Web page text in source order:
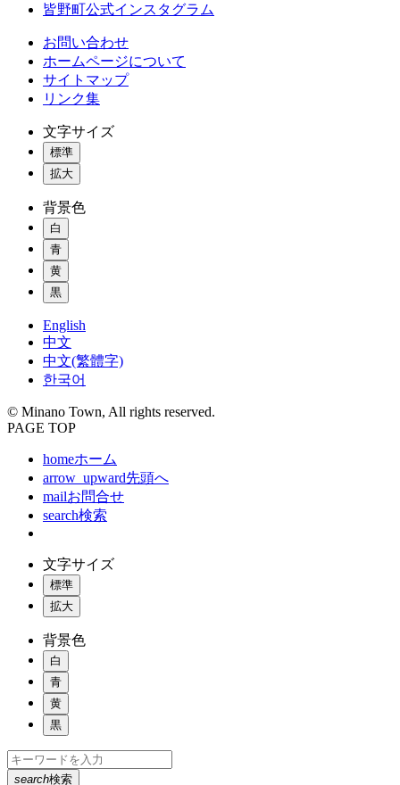
皆野町公式インスタグラム
お問い合わせ
ホームページについて
サイトマップ
リンク集
文字サイズ
標準
拡大
背景色
白
青
黄
黒
English
中文
中文(繁體字)
한국어
© Minano Town, All rights reserved.
PAGE TOP
homeホーム
arrow_upward先頭へ
mailお問合せ
search検索
文字サイズ
標準
拡大
背景色
白
青
黄
黒
search検索